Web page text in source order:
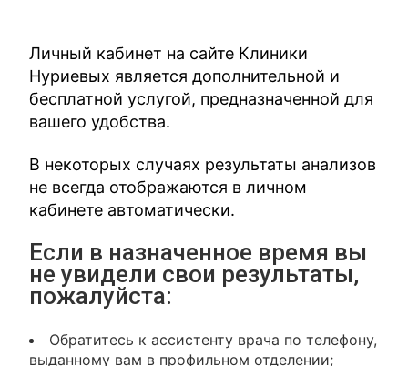
Личный кабинет на сайте Клиники
Нуриевых является дополнительной и
бесплатной услугой, предназначенной для
вашего удобства.
В некоторых случаях результаты анализов
не всегда отображаются в личном
кабинете автоматически.
Если в назначенное время вы
не увидели свои результаты,
пожалуйста:
Обратитесь к ассистенту врача по телефону,
выданному вам в профильном отделении;